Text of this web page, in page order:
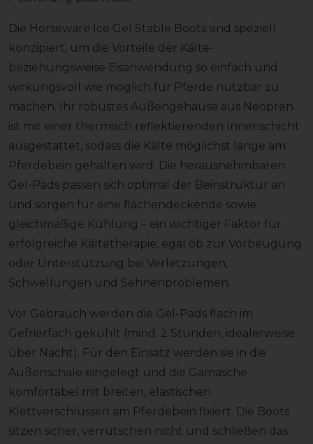
Die Horseware Ice Gel Stable Boots sind speziell
konzipiert, um die Vorteile der Kälte-
beziehungsweise Eisanwendung so einfach und
wirkungsvoll wie möglich für Pferde nutzbar zu
machen. Ihr robustes Außengehäuse aus Neopren
ist mit einer thermisch reflektierenden Innenschicht
ausgestattet, sodass die Kälte möglichst lange am
Pferdebein gehalten wird. Die herausnehmbaren
Gel-Pads passen sich optimal der Beinstruktur an
und sorgen für eine flächendeckende sowie
gleichmäßige Kühlung – ein wichtiger Faktor für
erfolgreiche Kältetherapie, egal ob zur Vorbeugung
oder Unterstützung bei Verletzungen,
Schwellungen und Sehnenproblemen.
Vor Gebrauch werden die Gel-Pads flach im
Gefrierfach gekühlt (mind. 2 Stunden, idealerweise
über Nacht). Für den Einsatz werden sie in die
Außenschale eingelegt und die Gamasche
komfortabel mit breiten, elastischen
Klettverschlüssen am Pferdebein fixiert. Die Boots
sitzen sicher, verrutschen nicht und schließen das